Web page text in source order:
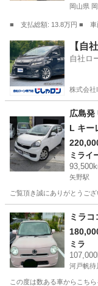
岡山県
■ 支払総額: 13.8万円 ■
岡山 岡山市 ムーヴ
【自
自社ロ
株式会社
広島発
L キー
ミライ
矢野駅
ご覧頂き誠にありがとうご
広島 安芸郡 矢野駅
ミラ
ミラ
河戸帆待
この度は数ある車からこち